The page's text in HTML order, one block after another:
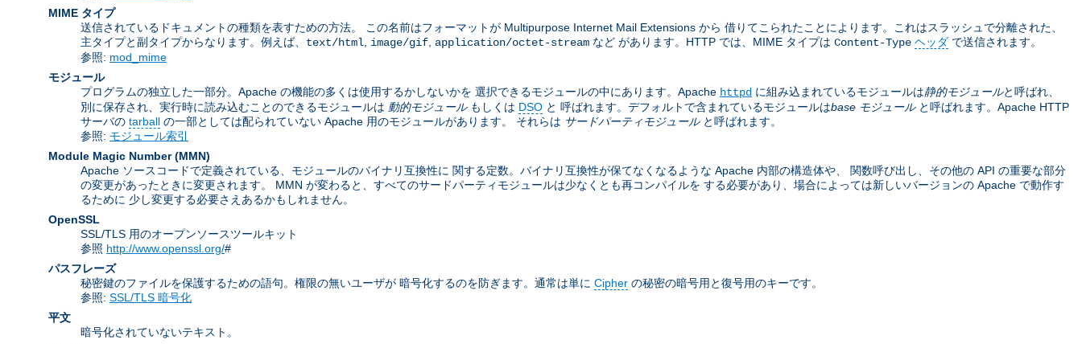
MIME タイプ
送信されているドキュメントの種類を表すための方法。 この名前はフォーマットが Multipurpose Internet Mail Extensions から 借りてこられたことによります。これはスラッシュで分離された、
主タイプと副タイプからなります。例えば、 text/html image/gif application/octet-stream など があります。HTTP では、MIME タイプは Content-Type ヘッダ で送信されます。
参照: mod_mime
モジュール
プログラムの独立した一部分。Apache の機能の多くは使用するかしないかを 選択できるモジュールの中にあります。Apache httpd に組み込まれているモジュールは静的モジュールと呼ばれ、
別に保存され、実行時に読み込むことのできるモジュールは 動的モジュールもしくは DSO と 呼ばれます。デフォルトで含まれているモジュールはbase モジュールと呼ばれます。Apache HTTP
サーバの tarball の一部としては配られていない Apache 用のモジュールがあります。 それらは サードパーティモジュールと呼ばれます。
参照: モジュール索引
Module Magic Number(MMN)
Apache ソースコードで定義されている、モジュールのバイナリ互換性に 関する定数。バイナリ互換性が保てなくなるような Apache 内部の構造体や、 関数呼び出し、その他の API の重要な部分
の変更があったときに変更されます。 MMN が変わると、すべてのサードパーティモジュールは少なくとも再コンパイルを する必要があり、場合によっては新しいバージョンの Apache で動作す
るために 少し変更する必要さえあるかもしれません。
OpenSSL
SSL/TLS 用のオープンソースツールキット
参照 http://www.openssl.org/#
パスフレーズ
秘密鍵のファイルを保護するための語句。権限の無いユーザが 暗号化するのを防ぎます。通常は単に Cipher の秘密の暗号用と復号用のキーです。
参照: SSL/TLS 暗号化
平文
暗号化されていないテキスト。